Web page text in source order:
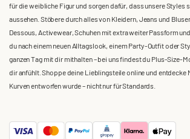
für die weibliche Figur und sorgen dafür, dass unsere Styles
aussehen. Stöbere durch alles von Kleidern, Jeans und
Dessous, Activewear, Schuhen mit extra weiter Passform
du nach einem neuen Alltagslook, einem Party-Outfit oder
ganzen Tag mit dir mithalten – bei uns findest du Plus-Size-
dir anfühlt. Shoppe deine Lieblingsteile online und entdecke
Kurven entworfen wurde – nicht nur für Standards.